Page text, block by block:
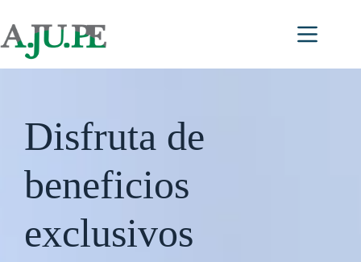
contenido
Disfruta de
beneficios
exclusivos